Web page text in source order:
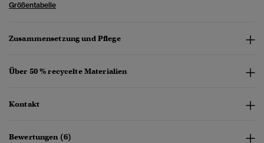
Größentabelle
Zusammensetzung und Pflege
Über 50 % recycelte Materialien
Kontakt
Bewertungen (6)